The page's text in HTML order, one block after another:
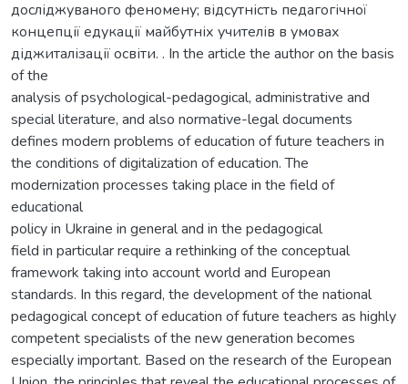
досліджуваного феномену; відсутність педагогічної
концепції едукації майбутніх учителів в умовах
діджиталізації освіти. . In the article the author on the basis
of the
analysis of psychological-pedagogical, administrative and
special literature, and also normative-legal documents
defines modern problems of education of future teachers in
the conditions of digitalization of education. The
modernization processes taking place in the field of
educational
policy in Ukraine in general and in the pedagogical
field in particular require a rethinking of the conceptual
framework taking into account world and European
standards. In this regard, the development of the national
pedagogical concept of education of future teachers as highly
competent specialists of the new generation becomes
especially important. Based on the research of the European